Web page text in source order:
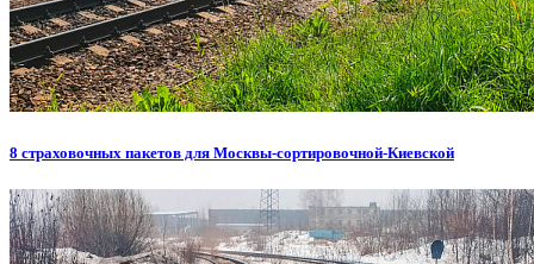
8 страховочных пакетов для Москвы-сортировочной-Киевской